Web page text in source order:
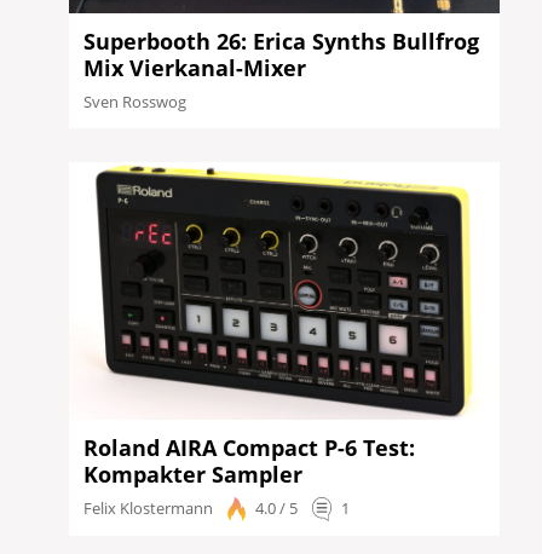
Superbooth 26: Erica Synths Bullfrog
Mix Vierkanal-Mixer
Sven Rosswog
Roland AIRA Compact P-6 Test:
Kompakter Sampler
Felix Klostermann 4.0 / 5 1